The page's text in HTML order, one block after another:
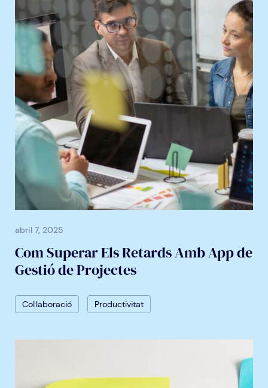
abril 7, 2025
Com Superar Els Retards Amb App de
Gestió de Projectes
Col·laboració Productivitat